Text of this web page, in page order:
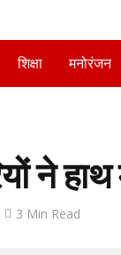
शिक्षा मनोरंजन
ने
3 Min Read